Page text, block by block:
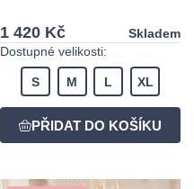
1 420 Kč
Skladem
Dostupné velikosti:
S M L XL